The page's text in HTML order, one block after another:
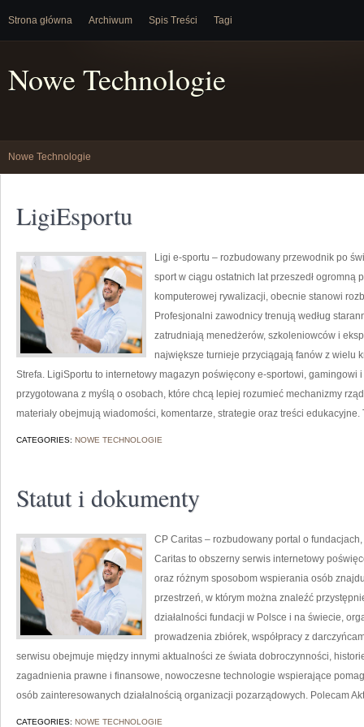
Strona główna Archiwum Spis Treści Tagi
Nowe Technologie
Nowe Technologie
LigiEsportu
Ligi e-sportu – rozbudowany przewodnik po
sport w ciągu ostatnich lat przeszedł ogromną
komputerowej rywalizacji, obecnie stanowi
Profesjonalni zawodnicy trenują według
zatrudniają menedżerów, szkoleniowców i
największe turnieje przyciągają fanów z wielu
Strefa. LigiSportu to internetowy magazyn poświęcony e-sportowi, gamingowi
przygotowana z myślą o osobach, które chcą lepiej rozumieć mechanizmy
materiały obejmują wiadomości, komentarze, strategie oraz treści edukacyjne.
CATEGORIES: NOWE TECHNOLOGIE
Statut i dokumenty
CP Caritas – rozbudowany portal o
Caritas to obszerny serwis internetowy
oraz różnym sposobom wspierania osób
przestrzeń, w którym można znaleźć
działalności fundacji w Polsce i na świecie,
prowadzenia zbiórek, współpracy z
serwisu obejmuje między innymi aktualności ze świata dobroczynności,
zagadnienia prawne i finansowe, nowoczesne technologie wspierające
osób zainteresowanych działalnością organizacji pozarządowych. Polecam
CATEGORIES: NOWE TECHNOLOGIE